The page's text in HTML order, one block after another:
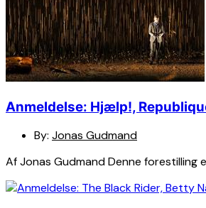
Anmeldelse: Hjælp!,
By: Jonas Gudmand
Af Jonas Gudmand Denne forestilling